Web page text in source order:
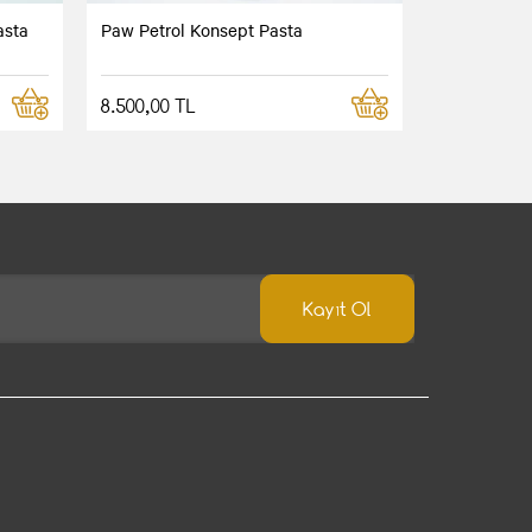
Paw Petrol Konsept Pasta
8.500,00 TL
Kayıt Ol